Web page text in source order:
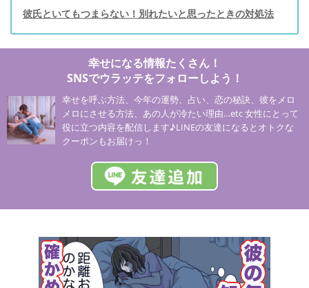
彼氏といてもつまらない！別れたいと思ったときの対処法
幸せになる情報たくさん！
SNSでウラッテをフォローしよう！
幸せを呼ぶ方法、今年の運勢、占い、恋の秘訣、彼をメロ
メロにさせる方法、あの人が冷たい理由…etc 女性にとって
役に立つ内容を配信します♪LINEの友達になるとオトクな
クーポンもお届けっ！